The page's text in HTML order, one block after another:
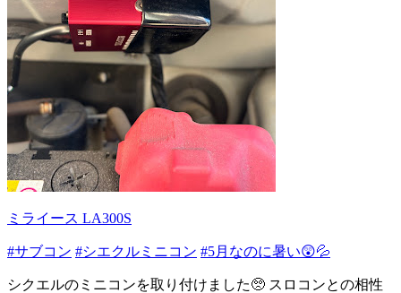
ミライース LA300S
#サブコン #シエクルミニコン #5月なのに暑い😲💦
シクエルのミニコンを取り付けました🥺 スロコンとの相性